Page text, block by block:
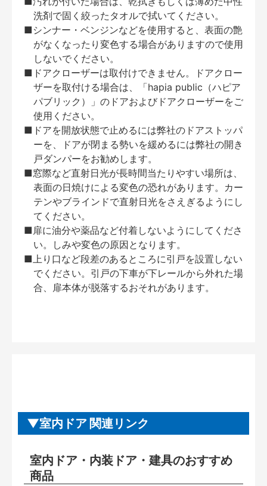
洗剤で固く絞ったタオルで拭いてください。
■シンナー・ベンジンなどを使用すると、表面の艶
がなくなったり変色する場合がありますので使用
しないでください。
■ドアクローザーは取付けできません。ドアクロー
ザーを取付ける場合は、「hapia public（ハピア
パブリック）」のドアおよびドアクローザーをご
使用ください。
■ドアを開放状態で止めるには弊社のドアストッパ
ーを、ドアが閉まる勢いを緩めるには弊社の開き
戸ダンパーをお勧めします。
■窓際など直射日光が長時間当たりやすい場所は、
表面の日焼けによる変色の恐れがあります。カー
テンやブラインドで直射日光をさえぎるようにし
てください。
■扉に油分や薬品など付着しないようにしてくださ
い。しみや変色の原因となります。
■上り口など段差のあるところに引戸を設置しない
でください。引戸の下車が下レールから外れた場
合、扉本体が脱落するおそれがあります。
室内ドア 関連リンク
室内ドア・内装ドア・建具のおすすめ
商品